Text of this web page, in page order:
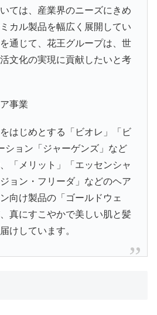
ては、産業界のニーズにきめ
カル製品を幅広く展開してい
通じて、花王グループは、世
文化の実現に貢献したいと考
事業
はじめとする「ビオレ」「ビ
ション「ジャーゲンズ」など
「メリット」「エッセンシャ
ョン・フリーダ」などのヘア
向け製品の「ゴールドウェ
真にすこやかで美しい肌と髪
けしています。